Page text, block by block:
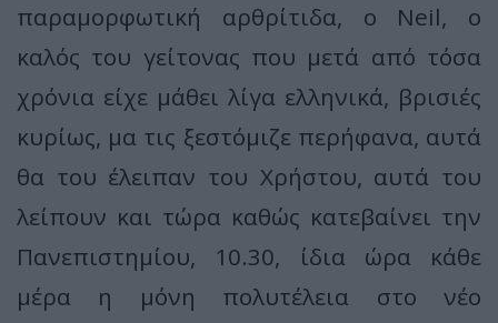
παραμορφωτική αρθρίτιδα, ο Neil, ο
καλός του γείτονας που μετά από τόσα
χρόνια είχε μάθει λίγα ελληνικά, βρισιές
κυρίως, μα τις ξεστόμιζε περήφανα, αυτά
θα του έλειπαν του Χρήστου, αυτά του
λείπουν και τώρα καθώς κατεβαίνει την
Πανεπιστημίου, 10.30, ίδια ώρα κάθε
μέρα η μόνη πολυτέλεια στο νέο